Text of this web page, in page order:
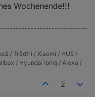
Wochenende!!!
/ Trådfri / Xiaomi / HUE /
/ Hyundai Ioniq / Alexa /
2